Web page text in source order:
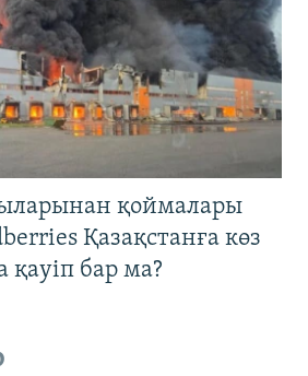
қоймалары
Қазақстанға көз
қауіп бар ма?